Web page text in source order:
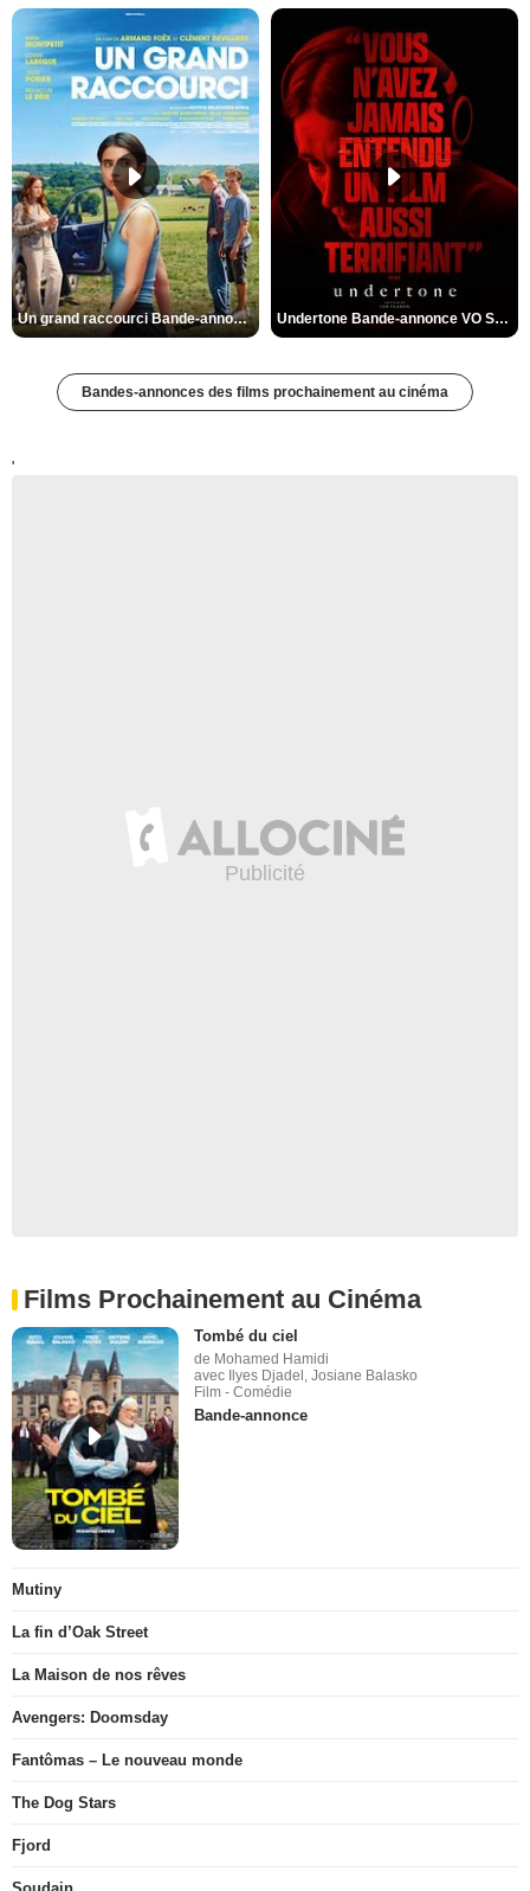
Un grand raccourci Bande-annonce VF Undertone Bande-annonce VO STFR
Bandes-annonces des films prochainement au cinéma
'
Films Prochainement au Cinéma
Tombé du ciel
de Mohamed Hamidi
avec Ilyes Djadel, Josiane Balasko
Film - Comédie
Bande-annonce
Mutiny
La fin d’Oak Street
La Maison de nos rêves
Avengers: Doomsday
Fantômas – Le nouveau monde
The Dog Stars
Fjord